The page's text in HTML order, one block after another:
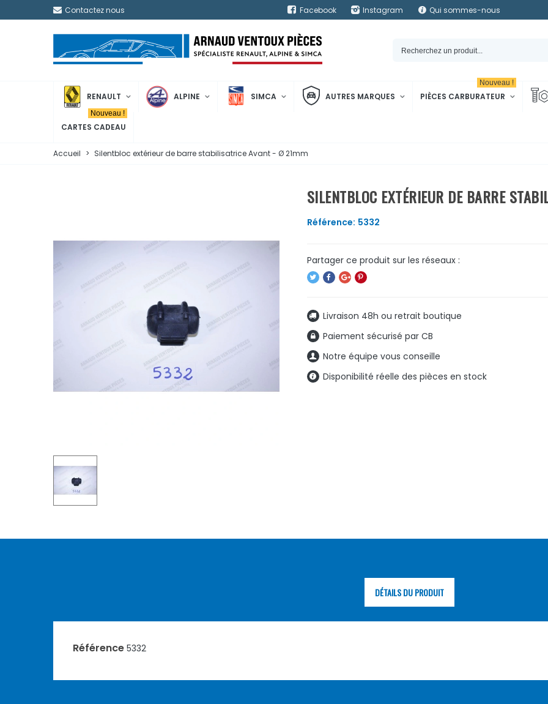
Contactez nous Facebook Instagram Qui sommes-nous
RENAULT ALPINE SIMCA AUTRES MARQUES PIÈCES CARBURATEUR
Nouveau !
CARTES CADEAU
Nouveau !
Accueil > Silentbloc extérieur de barre stabilisatrice Avant - Ø 21mm
SILENTBLOC EXTÉRIEUR DE BARRE
Référence: 5332
Livraison 48h ou retrait boutique
Paiement sécurisé par CB
Notre équipe vous conseille
Disponibilité réelle des pièces en stock
DÉTAILS DU PRODUIT
Référence 5332